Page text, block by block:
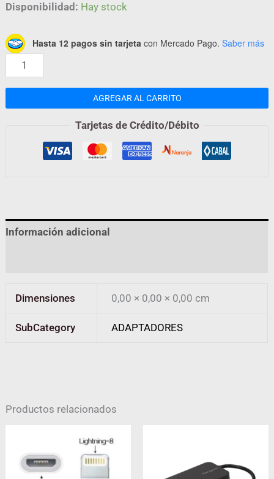
Disponibilidad: Hay stock
Hasta 12 pagos sin tarjeta con Mercado Pago. Saber más
AGREGAR AL CARRITO
Tarjetas de Crédito/Débito
Información adicional
Dimensiones 0,00 × 0,00 × 0,00 cm
SubCategory ADAPTADORES
Productos relacionados